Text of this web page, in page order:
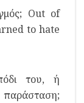
Out of
to hate
του, ή